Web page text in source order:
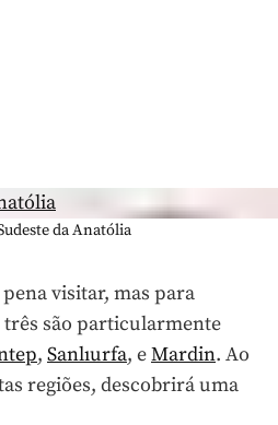
da Anatólia
visitar, mas para
são particularmente
, Sanlıurfa, eMardin. Ao
regiões, descobrirá uma